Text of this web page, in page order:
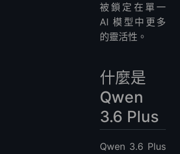
被鎖定在單一
AI 模型中更多
的靈活性。
什麼是
Qwen
3.6 Plus
Qwen 3.6 Plus